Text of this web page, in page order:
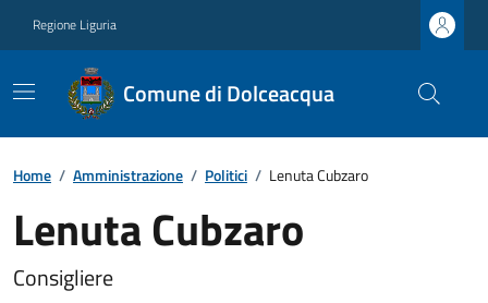
Regione Liguria
Comune di Dolceacqua
Home / Amministrazione / Politici / Lenuta Cubzaro
Lenuta Cubzaro
Consigliere